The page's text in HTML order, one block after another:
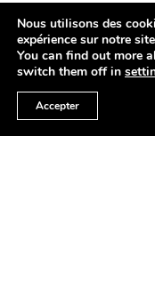
Nous utilisons des
expérience sur notre
You can find out more
switch them off in
Accepter